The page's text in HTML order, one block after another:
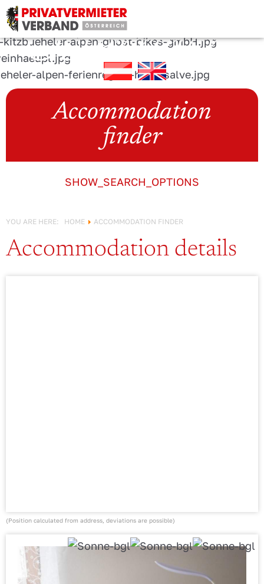
URLAUB IN
Österreich!
Accommodation
finder
SHOW_SEARCH_OPTIONS
YOU ARE HERE: HOME ACCOMMODATION FINDER
Accommodation details
(Position calculated from address, deviations are possible)